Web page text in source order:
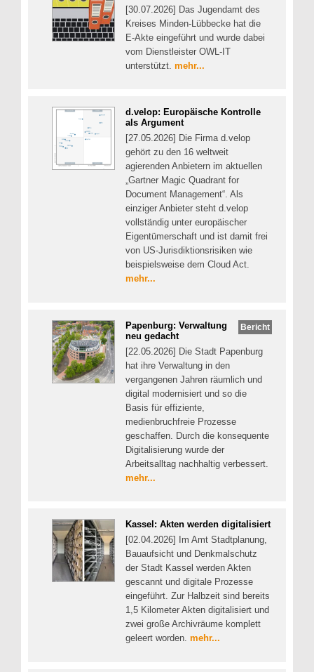
[30.07.2026] Das Jugendamt des
Kreises Minden-Lübbecke hat die
E-Akte eingeführt und wurde dabei
vom Dienstleister OWL-IT
unterstützt. mehr...
d.velop: Europäische Kontrolle
als Argument
[27.05.2026] Die Firma d.velop
gehört zu den 16 weltweit
agierenden Anbietern im aktuellen
„Gartner Magic Quadrant for
Document Management“. Als
einziger Anbieter steht d.velop
vollständig unter europäischer
Eigentümerschaft und ist damit frei
von US-Jurisdiktionsrisiken wie
beispielsweise dem Cloud Act.
mehr...
Bericht
Papenburg: Verwaltung
neu gedacht
[22.05.2026] Die Stadt Papenburg
hat ihre Verwaltung in den
vergangenen Jahren räumlich und
digital modernisiert und so die
Basis für effiziente,
medienbruchfreie Prozesse
geschaffen. Durch die konsequente
Digitalisierung wurde der
Arbeitsalltag nachhaltig verbessert.
mehr...
Kassel: Akten werden digitalisiert
[02.04.2026] Im Amt Stadtplanung,
Bauaufsicht und Denkmalschutz
der Stadt Kassel werden Akten
gescannt und digitale Prozesse
eingeführt. Zur Halbzeit sind bereits
1,5 Kilometer Akten digitalisiert und
zwei große Archivräume komplett
geleert worden. mehr...